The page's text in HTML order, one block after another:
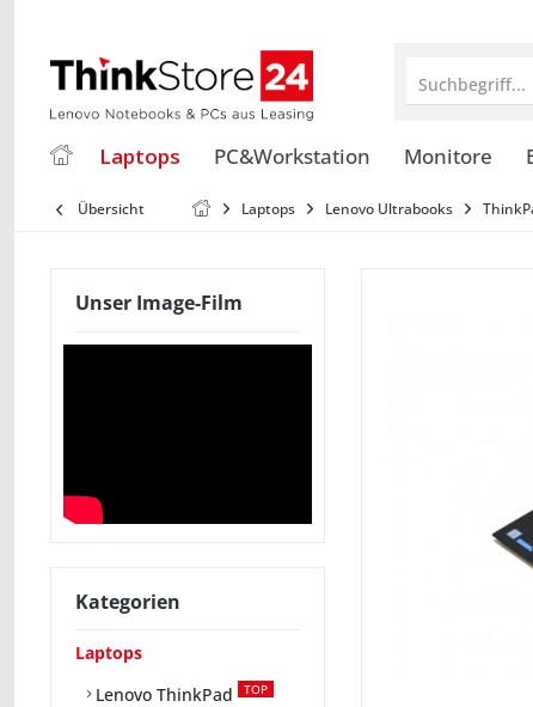
Suchbegriff...
Laptops PC&Workstation Monitore
Übersicht Laptops Lenovo Ultrabooks
Unser Image-Film
Kategorien
Laptops
Lenovo ThinkPad
TOP